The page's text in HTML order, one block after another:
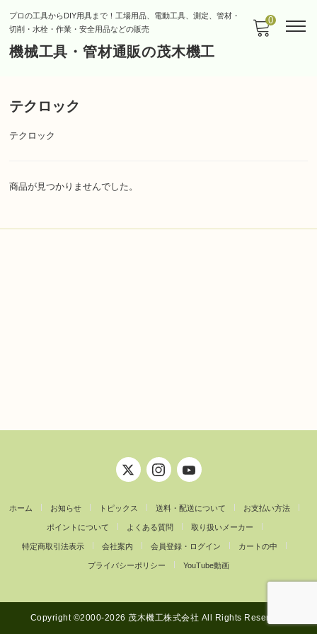
プロの工具からDIY用具まで！工場用品、電動工具、測定、管材・
切削・水栓・作業・安全用品などの販売
機械工具・管材通販の茂木機工
0
テクロック
テクロック
商品が見つかりませんでした。
ホーム お知らせ トピックス 送料・配送について お支払い方法
ポイントについて よくある質問 取り扱いメーカー
特定商取引法表示 会社案内 会員登録・ログイン カートの中
プライバシーポリシー YouTube動画
Copyright ©︎2000-2026 茂木機工株式会社 All Rights Reserved.